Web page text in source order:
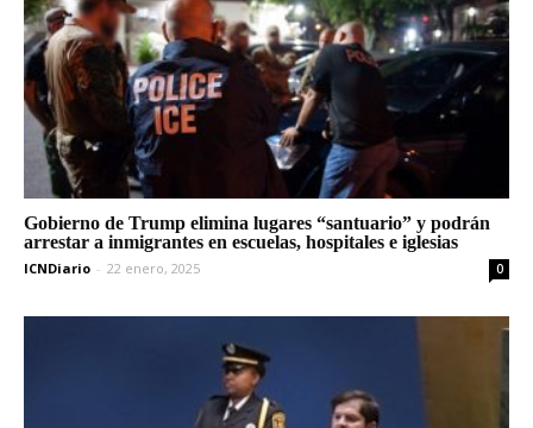
Gobierno de Trump elimina lugares “santuario” y podrán
arrestar a inmigrantes en escuelas, hospitales e iglesias
ICNDiario - 22 enero, 2025 0